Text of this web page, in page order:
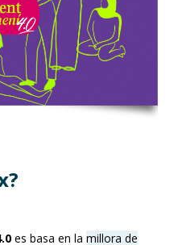
es basa en la millora de